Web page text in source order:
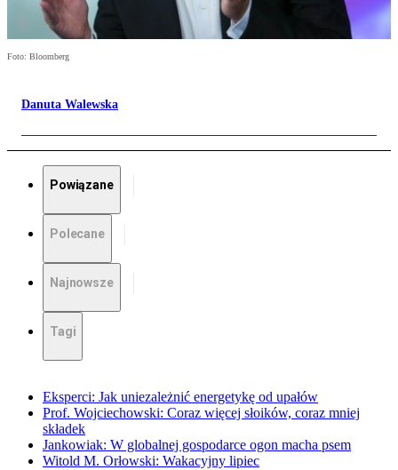
Foto: Bloomberg
Danuta Walewska
Powiązane
Polecane
Najnowsze
Tagi
Eksperci: Jak uniezależnić energetykę od upałów
Prof. Wojciechowski: Coraz więcej słoików, coraz mniej
składek
Jankowiak: W globalnej gospodarce ogon macha psem
Witold M. Orłowski: Wakacyjny lipiec